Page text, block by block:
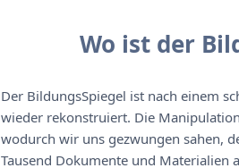
Wo ist der
Der BildungsSpiegel ist nach einem
wieder rekonstruiert. Die
wodurch wir uns gezwungen sahen,
Tausend Dokumente und